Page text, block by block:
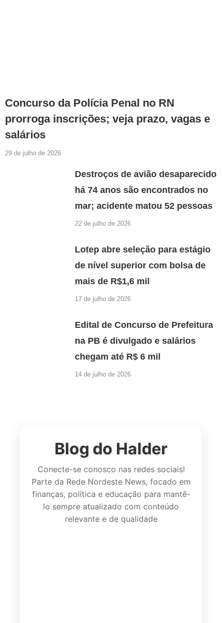
Concurso da Polícia Penal no RN
prorroga inscrições; veja prazo, vagas e
salários
29 de julho de 2026
Destroços de avião desaparecido
há 74 anos são encontrados no
mar; acidente matou 52 pessoas
22 de julho de 2026
Lotep abre seleção para estágio
de nível superior com bolsa de
mais de R$1,6 mil
17 de julho de 2026
Edital de Concurso de Prefeitura
na PB é divulgado e salários
chegam até R$ 6 mil
14 de julho de 2026
Blog do Halder
Conecte-se conosco nas redes sociais!
Parte da Rede Nordeste News, focado em
finanças, política e educação para mantê-
lo sempre atualizado com conteúdo
relevante e de qualidade